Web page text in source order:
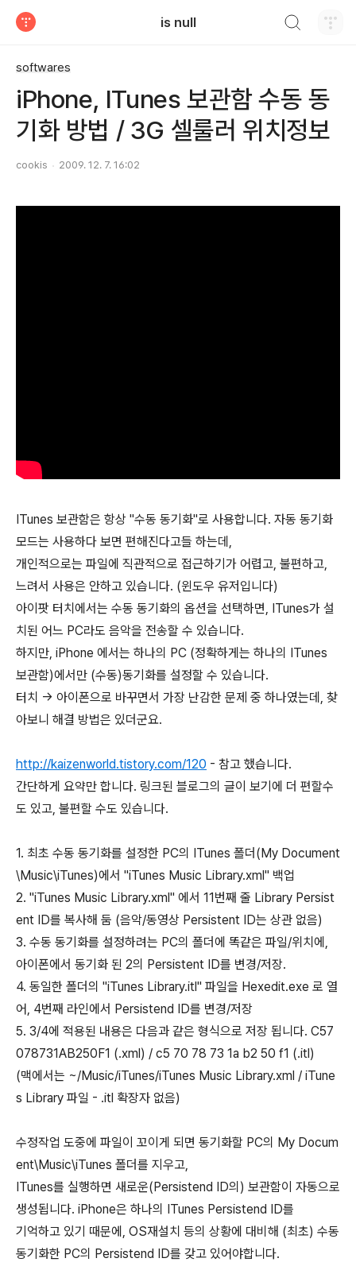
is null
softwares
iPhone, ITunes 보관함 수동 동
기화 방법 / 3G 셀룰러 위치정보
cookis 2009. 12. 7. 16:02
ITunes 보관함은 항상 "수동 동기화"로 사용합니다. 자동 동기화
모드는 사용하다 보면 편해진다고들 하는데,
개인적으로는 파일에 직관적으로 접근하기가 어렵고, 불편하고,
느려서 사용은 안하고 있습니다. (윈도우 유저입니다)
아이팟 터치에서는 수동 동기화의 옵션을 선택하면, ITunes가 설
치된 어느 PC라도 음악을 전송할 수 있습니다.
하지만, iPhone 에서는 하나의 PC (정확하게는 하나의 ITunes
보관함)에서만 (수동)동기화를 설정할 수 있습니다.
터치 -> 아이폰으로 바꾸면서 가장 난감한 문제 중 하나였는데, 찾
아보니 해결 방법은 있더군요.
http://kaizenworld.tistory.com/120 - 참고 했습니다.
간단하게 요약만 합니다. 링크된 블로그의 글이 보기에 더 편할수
도 있고, 불편할 수도 있습니다.
1. 최초 수동 동기화를 설정한 PC의 ITunes 폴더(My Document
\Music\iTunes)에서 "iTunes Music Library.xml" 백업
2. "iTunes Music Library.xml" 에서 11번째 줄 Library Persist
ent ID를 복사해 둠 (음악/동영상 Persistent ID는 상관 없음)
3. 수동 동기화를 설정하려는 PC의 폴더에 똑같은 파일/위치에,
아이폰에서 동기화 된 2의 Persistent ID를 변경/저장.
4. 동일한 폴더의 "iTunes Library.itl" 파일을 Hexedit.exe 로 열
어, 4번째 라인에서 Persistend ID를 변경/저장
5. 3/4에 적용된 내용은 다음과 같은 형식으로 저장 됩니다. C57
078731AB250F1 (.xml) / c5 70 78 73 1a b2 50 f1 (.itl)
(맥에서는 ~/Music/iTunes/iTunes Music Library.xml / iTune
s Library 파일 - .itl 확장자 없음)
수정작업 도중에 파일이 꼬이게 되면 동기화할 PC의 My Docum
ent\Music\iTunes 폴더를 지우고,
ITunes를 실행하면 새로운(Persistend ID의) 보관함이 자동으로
생성됩니다. iPhone은 하나의 ITunes Persistend ID를
기억하고 있기 때문에, OS재설치 등의 상황에 대비해 (최초) 수동
동기화한 PC의 Persistend ID를 갖고 있어야합니다.